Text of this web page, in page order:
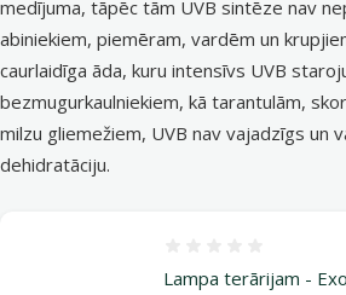
medījuma, tāpēc tām UVB sintēze nav
abiniekiem, piemēram, vardēm un
caurlaidīga āda, kuru intensīvs UVB
bezmugurkaulniekiem, kā tarantulām,
milzu gliemežiem, UVB nav vajadzīgs un
dehidratāciju.
Lampa terārijam -